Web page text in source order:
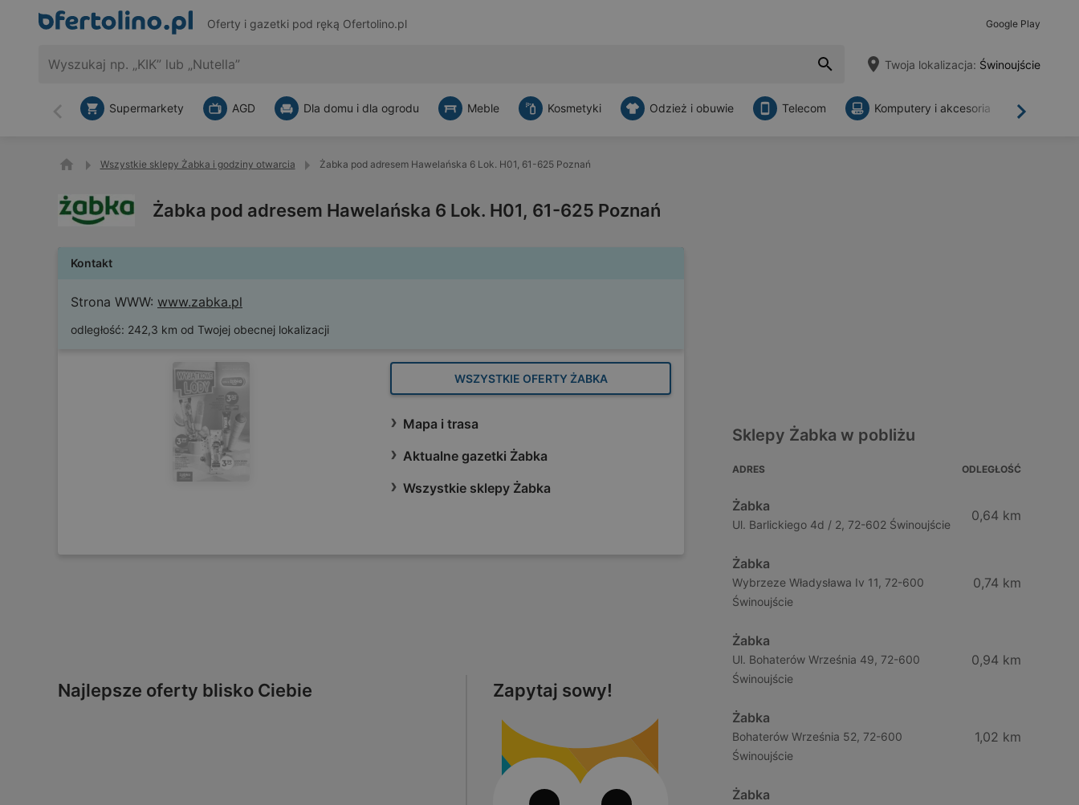
Oferty i gazetki pod ręką Ofertolino.pl Google Play
Twoja lokalizacja: Świnoujście
Wstecz Dalej
Supermarkety AGD Dla domu i dla ogrodu Meble Kosmetyki Odzież i obuwie Telecom Komputery i akcesoria
Wszystkie sklepy Żabka i godziny otwarcia Żabka pod adresem Hawelańska 6 Lok. H01, 61-625 Poznań
Żabka pod adresem Hawelańska 6 Lok. H01, 61-625 Poznań
Kontakt
Strona WWW: www.zabka.pl
odległość: 242,3 km od Twojej obecnej lokalizacji
WSZYSTKIE OFERTY ŻABKA
Mapa i trasa
Aktualne gazetki Żabka
Wszystkie sklepy Żabka
Najlepsze oferty blisko Ciebie Zapytaj sowy!
Sklepy Żabka w pobliżu
ADRES ODLEGŁOŚĆ
Żabka
Ul. Barlickiego 4d / 2, 72-602 Świnoujście
0,64 km
Żabka
Wybrzeze Władysława Iv 11, 72-600
Świnoujście
0,74 km
Żabka
Ul. Bohaterów Września 49, 72-600
Świnoujście
0,94 km
Żabka
Bohaterów Września 52, 72-600
Świnoujście
1,02 km
Żabka